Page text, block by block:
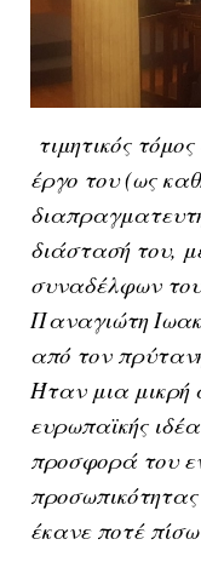
τιμητικός
έργο του (ως
διάστασή του,
συναδέλφων
Παναγιώτη
από τον
Ήταν μια μικρή
ευρωπαϊκής
προσφορά του
έκανε ποτέ